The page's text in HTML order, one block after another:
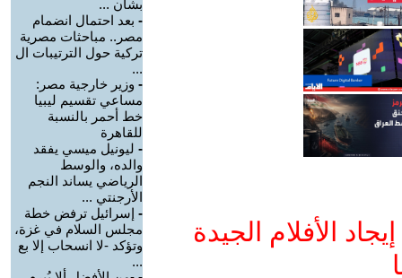
الأفلام الجيدة
بشأن ...
- بعد احتمال انضمام
مصر.. مباحثات مصرية
تركية حول الترتيبات ال
...
- وزير خارجية مصر:
مساعي تقسيم ليبيا
خط أحمر بالنسبة
للقاهرة
- ليونيل ميسي يفقد
والده، والوسط
الرياضي يساند النجم
الأرجنتي ...
- إسرائيل ترفض خطة
مجلس السلام في غزة،
وتؤكد -لا انسحاب إلا بع
...